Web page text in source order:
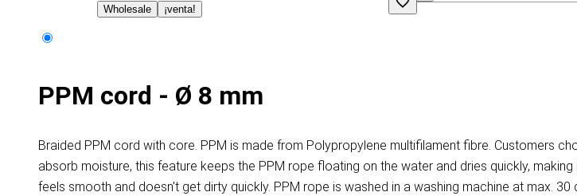
Wholesale ¡venta!
PPM cord - Ø 8 mm
Braided PPM cord with core. PPM is made from Polypropylene multifilament fibre. Customers
absorb moisture, this feature keeps the PPM rope floating on the water and dries quickly,
feels smooth and doesn't get dirty quickly. PPM rope is washed in a washing machine at max.